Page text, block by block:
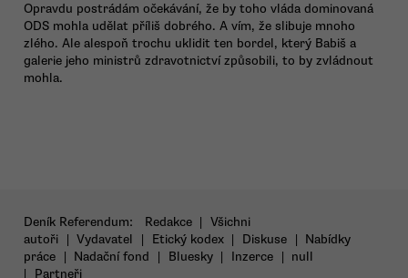
Opravdu postrádám očekávání, že by toho vláda dominovaná
ODS mohla udělat příliš dobrého. A vím, že slibuje mnoho
zlého. Ale alespoň trochu uklidit ten bordel, který Babiš a
galerie jeho ministrů zdravotnictví způsobili, to by zvládnout
mohla.
Deník Referendum: Redakce | Všichni
autoři | Vydavatel | Etický kodex | Diskuse | Nabídky
práce | Nadační fond | Bluesky | Inzerce | null
|
Partneři